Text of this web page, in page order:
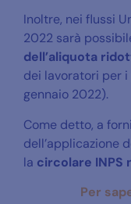
Inoltre, nei flussi
2022 sarà
dell’aliquota
dei lavoratori per
gennaio 2022).
Come detto, a
dell’applicazione
la circolare INPS
Per